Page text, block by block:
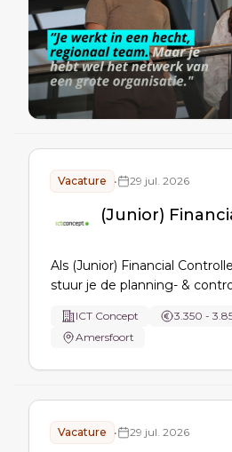
Vacature • 29 jul. 2026
(Junior)
Als (Junior) Financial
stuur je de planning- &
budget/forecast, cash- en
analyses van omzet/marge/
ICT Concept 3.350 -
Amersfoort
Vacature • 29 jul. 2026